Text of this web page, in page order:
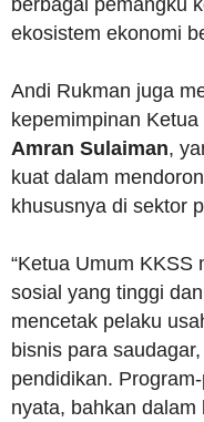
ekosistem ekonomi
Andi Rukman juga
kepemimpinan
Amran Sulaiman,
kuat dalam
khususnya di sektor
“Ketua Umum KKSS
sosial yang tinggi
mencetak pelaku
bisnis para
pendidikan.
nyata, bahkan